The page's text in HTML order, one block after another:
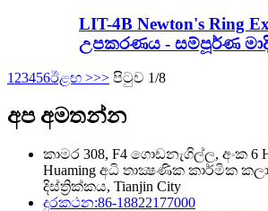
LIT-4B Newton's Ring
උපකරණය - සම්පූර්ණ
1 23456ඊළඟ >>> පිටුව 1/8
අප අමතන්න
කාමර 308, F4 ගොඩනැගිල්ල, අංක 6
Huaming අධි තාක්‍ෂණික කාර්මික
දිස්ත්‍රික්කය, Tianjin City
දුරකථන:86-18822177000